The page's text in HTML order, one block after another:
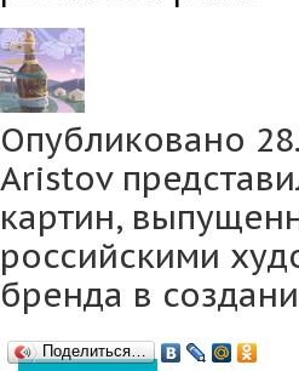
Опубликовано
Aristov
картин,
российскими
бренда в
Поделиться…